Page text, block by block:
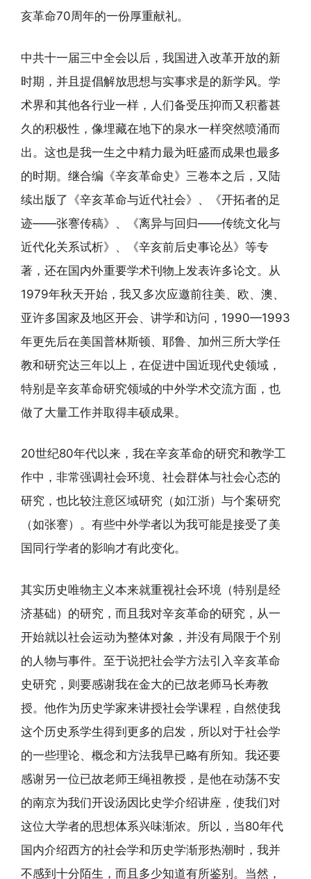
亥革命70周年的一份厚重献礼。
中共十一届三中全会以后，我国进入改革开放的新
时期，并且提倡解放思想与实事求是的新学风。学
术界和其他各行业一样，人们备受压抑而又积蓄甚
久的积极性，像埋藏在地下的泉水一样突然喷涌而
出。这也是我一生之中精力最为旺盛而成果也最多
的时期。继合编《辛亥革命史》三卷本之后，又陆
续出版了《辛亥革命与近代社会》、《开拓者的足
迹——张謇传稿》、《离异与回归——传统文化与
近代化关系试析》、《辛亥前后史事论丛》等专
著，还在国内外重要学术刊物上发表许多论文。从
1979年秋天开始，我又多次应邀前往美、欧、澳、
亚许多国家及地区开会、讲学和访问，1990—1993
年更先后在美国普林斯顿、耶鲁、加州三所大学任
教和研究达三年以上，在促进中国近现代史领域，
特别是辛亥革命研究领域的中外学术交流方面，也
做了大量工作并取得丰硕成果。
20世纪80年代以来，我在辛亥革命的研究和教学工
作中，非常强调社会环境、社会群体与社会心态的
研究，也比较注意区域研究（如江浙）与个案研究
（如张謇）。有些中外学者以为我可能是接受了美
国同行学者的影响才有此变化。
其实历史唯物主义本来就重视社会环境（特别是经
济基础）的研究，而且我对辛亥革命的研究，从一
开始就以社会运动为整体对象，并没有局限于个别
的人物与事件。至于说把社会学方法引入辛亥革命
史研究，则要感谢我在金大的已故老师马长寿教
授。他作为历史学家来讲授社会学课程，自然使我
这个历史系学生得到更多的启发，所以对于社会学
的一些理论、概念和方法我早已略有所知。我还要
感谢另一位已故老师王绳祖教授，是他在动荡不安
的南京为我们开设汤因比史学介绍讲座，使我们对
这位大学者的思想体系兴味渐浓。所以，当80年代
国内介绍西方的社会学和历史学渐形热潮时，我并
不感到十分陌生，而且多少知道有所鉴别。当然，